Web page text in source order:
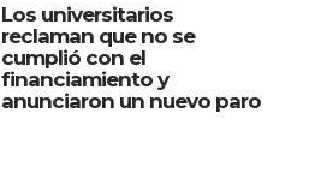
Los universitarios
reclaman que no se
cumplió con el
financiamiento y
anunciaron un nuevo paro